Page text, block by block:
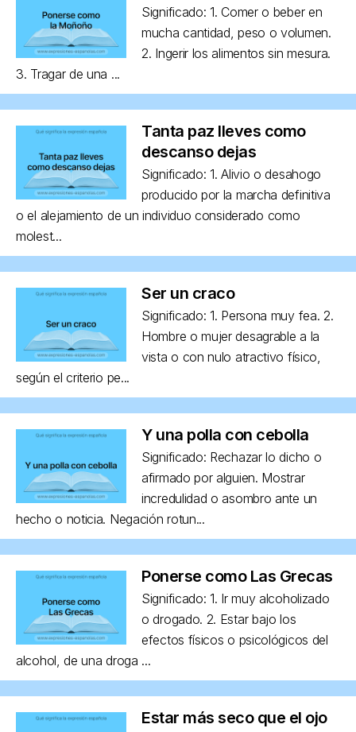
Significado: 1. Comer o beber en
mucha cantidad, peso o volumen.
2. Ingerir los alimentos sin mesura.
3. Tragar de una ...
Tanta paz lleves como
descanso dejas
Significado: 1. Alivio o desahogo
producido por la marcha definitiva
o el alejamiento de un individuo considerado como
molest...
Ser un craco
Significado: 1. Persona muy fea. 2.
Hombre o mujer desagrable a la
vista o con nulo atractivo físico,
según el criterio pe...
Y una polla con cebolla
Significado: Rechazar lo dicho o
afirmado por alguien. Mostrar
incredulidad o asombro ante un
hecho o noticia. Negación rotun...
Ponerse como Las Grecas
Significado: 1. Ir muy alcoholizado
o drogado. 2. Estar bajo los
efectos físicos o psicológicos del
alcohol, de una droga ...
Estar más seco que el ojo